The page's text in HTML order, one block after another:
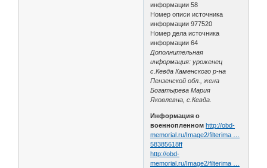
информации 58
Номер описи источника
информации 977520
Номер дела источника
информации 64
Дополнительная
информация: уроженец
с.Кевда Каменского р-на
Пензенской обл., жена
Богатырева Мария
Яковлевна, с.Кевда.
Информация о
военнопленном http://obd-
memorial.ru/Image2/filterima …
58385618ff
http://obd-
memorial.ru/Image2/filterima …